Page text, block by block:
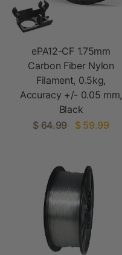
ePA12-CF 1.75mm
Carbon Fiber Nylon
Filament, 0.5kg,
Accuracy +/- 0.05 mm,
Black
$ 64.99
$ 59.99